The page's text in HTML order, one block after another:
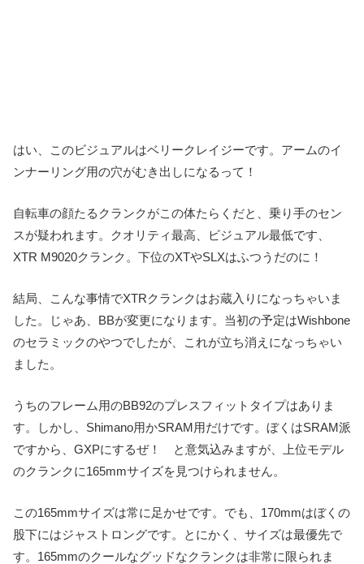
はい、このビジュアルはベリークレイジーです。アームのイ
ンナーリング用の穴がむき出しになるって！
自転車の顔たるクランクがこの体たらくだと、乗り手のセン
スが疑われます。クオリティ最高、ビジュアル最低です、
XTR M9020クランク。下位のXTやSLXはふつうだのに！
結局、こんな事情でXTRクランクはお蔵入りになっちゃいま
した。じゃあ、BBが変更になります。当初の予定はWishbone
のセラミックのやつでしたが、これが立ち消えになっちゃい
ました。
うちのフレーム用のBB92のプレスフィットタイプはありま
す。しかし、Shimano用かSRAM用だけです。ぼくはSRAM派
ですから、GXPにするぜ！ と意気込みますが、上位モデル
のクランクに165mmサイズを見つけられません。
この165mmサイズは常に足かせです。でも、170mmはぼくの
股下にはジャストロングです。とにかく、サイズは最優先で
す。165mmのクールなグッドなクランクは非常に限られま